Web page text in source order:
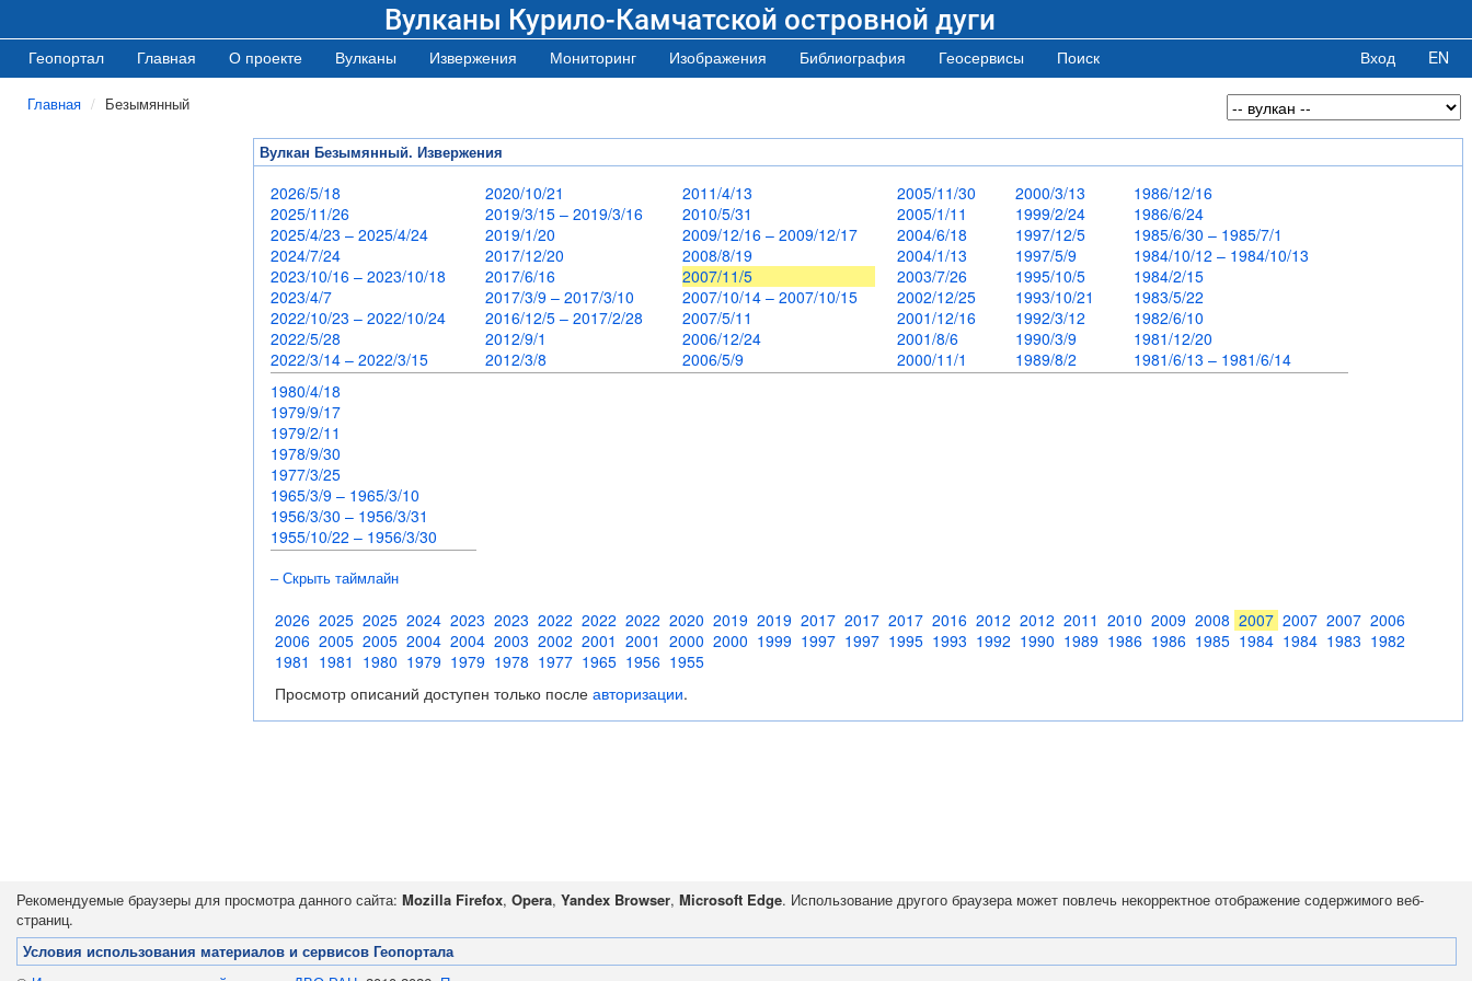
Вулканы Курило-Камчатской островной дуги
Геопортал Главная О проекте Вулканы Извержения Мониторинг Изображения Библиография Геосервисы Поиск Вход EN
Главная Безымянный
Вулкан Безымянный. Извержения
2026/5/18
2025/11/26
2025/4/23 – 2025/4/24
2024/7/24
2023/10/16 – 2023/10/18
2023/4/7
2022/10/23 – 2022/10/24
2022/5/28
2022/3/14 – 2022/3/15
2020/10/21
2019/3/15 – 2019/3/16
2019/1/20
2017/12/20
2017/6/16
2017/3/9 – 2017/3/10
2016/12/5 – 2017/2/28
2012/9/1
2012/3/8
2011/4/13
2010/5/31
2009/12/16 – 2009/12/17
2008/8/19
2007/11/5
2007/10/14 – 2007/10/15
2007/5/11
2006/12/24
2006/5/9
2005/11/30
2005/1/11
2004/6/18
2004/1/13
2003/7/26
2002/12/25
2001/12/16
2001/8/6
2000/11/1
2000/3/13
1999/2/24
1997/12/5
1997/5/9
1995/10/5
1993/10/21
1992/3/12
1990/3/9
1989/8/2
1986/12/16
1986/6/24
1985/6/30 – 1985/7/1
1984/10/12 – 1984/10/13
1984/2/15
1983/5/22
1982/6/10
1981/12/20
1981/6/13 – 1981/6/14
1980/4/18
1979/9/17
1979/2/11
1978/9/30
1977/3/25
1965/3/9 – 1965/3/10
1956/3/30 – 1956/3/31
1955/10/22 – 1956/3/30
– Скрыть таймлайн
2026 2025 2025 2024 2023 2023 2022 2022 2022 2020 2019 2019 2017 2017 2017 2016 2012 2012 2011 2010 2009 2008 2007 2007 2007 2006
2006 2005 2005 2004 2004 2003 2002 2001 2001 2000 2000 1999 1997 1997 1995 1993 1992 1990 1989 1986 1986 1985 1984 1984 1983 1982
1981 1981 1980 1979 1979 1978 1977 1965 1956 1955
Просмотр описаний доступен только после авторизации.
Рекомендуемые браузеры для просмотра данного сайта: Mozilla Firefox, Opera, Yandex Browser, Microsoft Edge. Использование другого браузера может повлечь некорректное отображение содержимого веб-
страниц.
Условия использования материалов и сервисов Геопортала